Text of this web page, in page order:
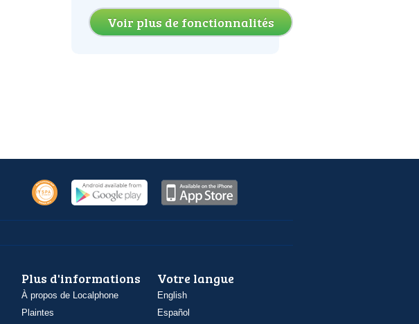
Voir plus de fonctionnalités
Plus d'informations
À propos de Localphone
Plaintes
Votre langue
English
Español